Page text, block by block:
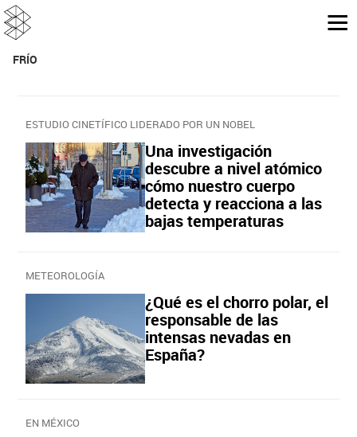
FRÍO
ESTUDIO CINETÍFICO LIDERADO POR UN NOBEL
Una investigación
descubre a nivel atómico
cómo nuestro cuerpo
detecta y reacciona a las
bajas temperaturas
METEOROLOGÍA
¿Qué es el chorro polar, el
responsable de las
intensas nevadas en
España?
EN MÉXICO